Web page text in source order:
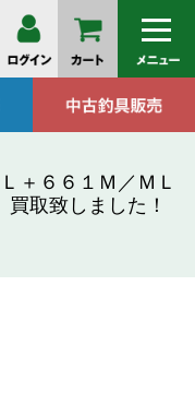
＋６６１Ｍ／ＭＬ
取致しました！